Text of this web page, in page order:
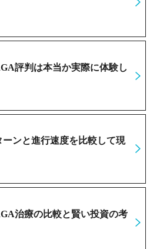
評判は本当か実際に体験し
ンと進行速度を比較して現
治療の比較と賢い投資の考